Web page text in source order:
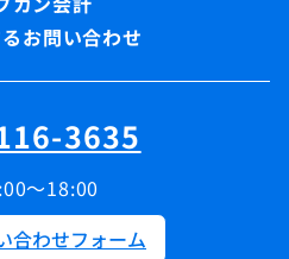
お問い合わせ
3635
～18:00
合わせフォーム